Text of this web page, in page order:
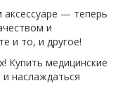
— теперь
и
и то, и другое!
Купить медицинские
наслаждаться